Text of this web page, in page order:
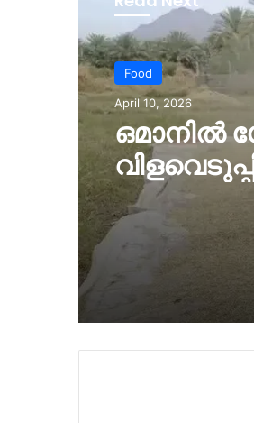
Food
April 10, 2026
ഒമാനില്‍